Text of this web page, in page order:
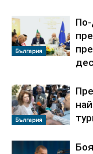
България
България